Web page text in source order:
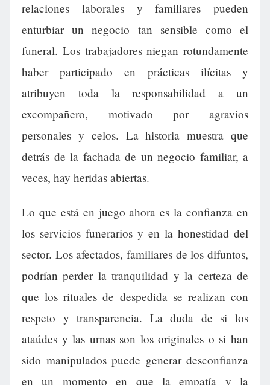
relaciones laborales y familiares pueden
enturbiar un negocio tan sensible como el
funeral. Los trabajadores niegan rotundamente
haber participado en prácticas ilícitas y
atribuyen toda la responsabilidad a un
excompañero, motivado por agravios
personales y celos. La historia muestra que
detrás de la fachada de un negocio familiar, a
veces, hay heridas abiertas.
Lo que está en juego ahora es la confianza en
los servicios funerarios y en la honestidad del
sector. Los afectados, familiares de los difuntos,
podrían perder la tranquilidad y la certeza de
que los rituales de despedida se realizan con
respeto y transparencia. La duda de si los
ataúdes y las urnas son los originales o si han
sido manipulados puede generar desconfianza
en un momento en que la empatía y la